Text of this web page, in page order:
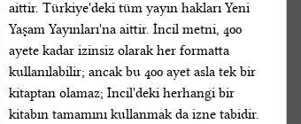
aittir. Türkiye'deki tüm yayın hakları Yeni
Yaşam Yayınları'na aittir. İncil metni, 400
ayete kadar izinsiz olarak her formatta
kullanılabilir; ancak bu 400 ayet asla tek bir
kitaptan olamaz; İncil'deki herhangi bir
kitabın tamamını kullanmak da izne tabidir.